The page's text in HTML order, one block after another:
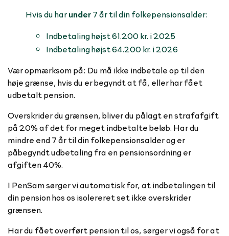
Hvis du harunder7 år til din folkepensionsalder:
Indbetaling højst 61.200 kr. i 2025
Indbetaling højst 64.200 kr. i 2026
Vær opmærksom på: Du må ikke indbetale op til den
høje grænse, hvis du er begyndt at få, eller har fået
udbetalt pension.
Overskrider du grænsen, bliver du pålagt en strafafgift
på 20% af det for meget indbetalte beløb. Har du
mindre end 7 år til din folkepensionsalder og er
påbegyndt udbetaling fra en pensionsordning er
afgiften 40%.
I PenSam sørger vi automatisk for, at indbetalingen til
din pension hos os isolereret set ikke overskrider
grænsen.
Har du fået overført pension til os, sørger vi også for at